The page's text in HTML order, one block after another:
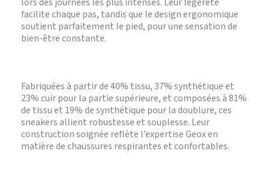
facilite chaque pas, tandis que le design ergonomique
soutient parfaitement le pied, pour une sensation de
bien-être constante.
Fabriquées à partir de 40% tissu, 37% synthétique et
23% cuir pour la partie supérieure, et composées à 81%
de tissu et 19% de synthétique pour la doublure, ces
sneakers allient robustesse et souplesse. Leur
construction soignée reflète l’expertise Geox en
matière de chaussures respirantes et confortables.